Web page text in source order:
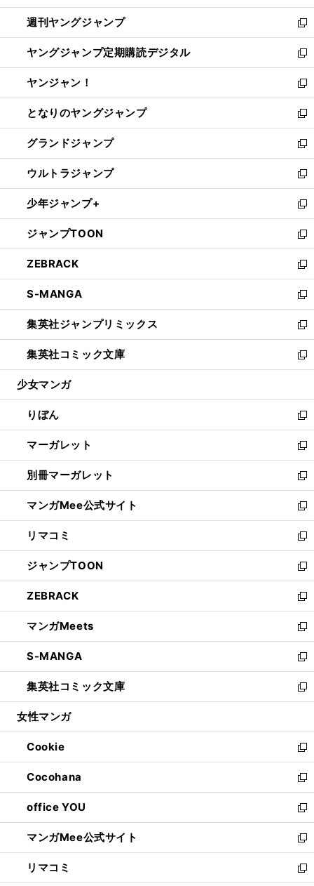
開
く
ウ
で
開
く
ン
ド
ウ
で
開
く
ウ
ィ
ン
ド
ウ
で
開
く
週刊ヤングジャンプ
新
し
い
ウ
ィ
ン
ド
ウ
で
開
く
ヤングジャンプ定期購読デジタル
新
し
い
ウ
ィ
ン
ド
ウ
で
開
く
ヤンジャン！
新
し
い
ウ
ィ
ン
ド
ウ
で
開
く
となりのヤングジャンプ
新
し
い
ウ
ィ
ン
ド
ウ
で
開
く
グランドジャンプ
新
し
い
ウ
ィ
ン
ド
ウ
で
開
く
ウルトラジャンプ
新
し
い
ウ
ィ
ン
ド
ウ
で
開
く
少年ジャンプ+
新
し
い
ウ
ィ
ン
ド
ウ
で
開
く
ジャンプTOON
新
し
い
ウ
ィ
ン
ド
ウ
で
開
ZEBRACK
新
し
い
ウ
ィ
ン
ド
ウ
開
く
S-MANGA
新
し
い
ウ
ィ
ン
ウ
で
開
く
集英社ジャンプリミックス
新
し
い
ウ
ン
ド
ウ
で
開
く
集英社コミック文庫
新
し
ウ
ィ
ン
ド
ウ
で
開
く
少女マンガ
りぼん
新
し
い
ウ
ィ
ン
ド
ウ
で
開
く
マーガレット
新
し
い
ウ
ィ
ン
ド
ウ
で
開
く
別冊マーガレット
新
し
い
ウ
ィ
ン
ド
ウ
で
開
く
マンガMee公式サイト
新
し
い
ウ
ィ
ン
ド
ウ
で
開
く
リマコミ
新
し
い
ウ
ィ
ン
ド
ウ
で
開
く
ジャンプTOON
新
し
い
ウ
ィ
ン
ド
ウ
で
開
ZEBRACK
新
し
い
ウ
ィ
ン
ド
ウ
開
く
マンガMeets
新
し
い
ウ
ィ
ン
ウ
で
開
く
S-MANGA
新
し
い
ウ
ン
ド
ウ
で
開
く
集英社コミック文庫
新
し
ウ
ィ
ン
ド
ウ
で
開
く
女性マンガ
Cookie
新
し
い
ウ
ィ
ン
ド
ウ
で
開
Cocohana
新
し
い
ウ
ィ
ン
ド
ウ
office YOU
新
し
い
ウ
ィ
マンガMee公式サイト
新
し
い
リマコミ
新